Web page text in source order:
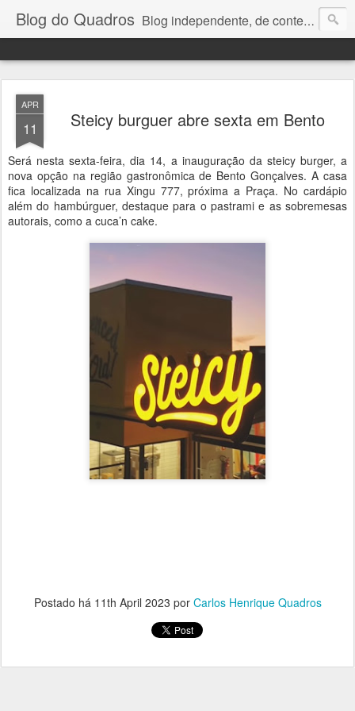
Blog do Quadros Blog independente, de conteúdo noticioso, com foco em economia, negócios, política e atualidades. e-mail do editor: chquadros2@gmail.com
APR
11 Steicy burguer abre sexta em Bento
Será nesta sexta-feira, dia 14, a inauguração da steicy burger, a
nova opção na região gastronômica de Bento Gonçalves. A casa
fica localizada na rua Xingu 777, próxima a Praça. No cardápio
além do hambúrguer, destaque para o pastrami e as sobremesas
autorais, como a cuca’n cake.
Postado há 11th April 2023 por Carlos Henrique Quadros